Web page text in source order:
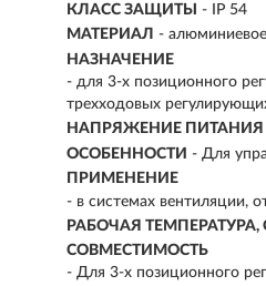
КЛАСС ЗАЩИТЫ
- IP 54
МАТЕРИАЛ -
НАЗНАЧЕНИЕ
- для 3-х позиционного
трехходовых
НАПРЯЖЕНИЕ ПИТАНИЯ
ОСОБЕННОСТИ - Для
ПРИМЕНЕНИЕ
- в системах вентиляции,
РАБОЧАЯ ТЕМПЕРАТУРА,
СОВМЕСТИМОСТЬ
- Для 3-х позиционного